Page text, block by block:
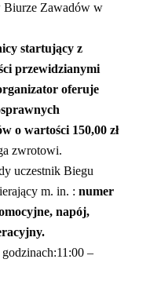
Biurze Zawadów w
startujący z
przewidzianymi
oferuje
o wartości 150,00 zł
zwrotowi.
uczestnik Biegu
m. in. : numer
e, napój,
–